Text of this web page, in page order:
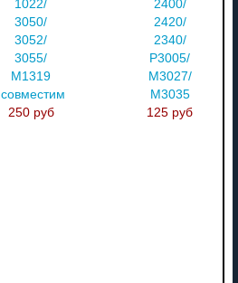
1022/
3050/
3052/
3055/
M1319
совместимый
250 руб
2400/
2420/
2340/
P3005/
M3027/
M3035
125 руб